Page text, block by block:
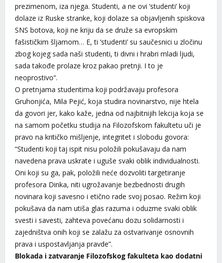
prezimenom, iza njega. Studenti, a ne ovi ’studenti’ koji
dolaze iz Ruske stranke, koji dolaze sa objavljenih spiskova
SNS botova, koji ne kriju da se druže sa evropskim
fašističkim šljamom… E, ti ’studenti’ su saučesnici u zločinu
zbog kojeg sada naši studenti, ti divni i hrabri mladi ljudi,
sada takođe prolaze kroz pakao pretnji. I to je
neoprostivo“.
O pretnjama studentima koji podržavaju profesora
Gruhonjića, Mila Pejić, koja studira novinarstvo, nije htela
da govori jer, kako kaže, jedna od najbitnijih lekcija koja se
na samom početku studija na Filozofskom fakultetu uči je
pravo na kritičko mišljenje, integritet i slobodu govora:
“Studenti koji taj ispit nisu položili pokušavaju da nam
navedena prava uskrate i uguše svaki oblik individualnosti.
Oni koji su ga, pak, položili neće dozvoliti targetiranje
profesora Dinka, niti ugrožavanje bezbednosti drugih
novinara koji savesno i etično rade svoj posao. Režim koji
pokušava da nam utiša glas razuma i oduzme svaki oblik
svesti i savesti, zahteva povećanu dozu solidarnosti i
zajedništva onih koji se zalažu za ostvarivanje osnovnih
prava i uspostavljanja pravde”.
Blokada i zatvaranje Filozofskog fakulteta kao dodatni